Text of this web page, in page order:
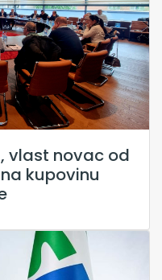
vlast novac od
kupovinu